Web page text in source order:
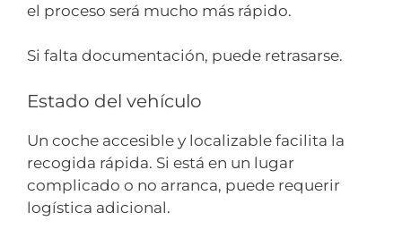
el proceso será mucho más rápido.
Si falta documentación, puede retrasarse.
Estado del vehículo
Un coche accesible y localizable facilita la
recogida rápida. Si está en un lugar
complicado o no arranca, puede requerir
logística adicional.